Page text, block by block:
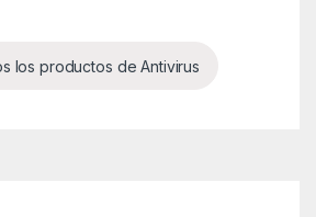
los productos de Antivirus